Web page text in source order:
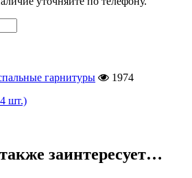
гарнитуры
1974
шт.)
заинтересует…